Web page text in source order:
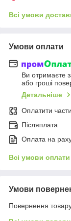
Всі умови
Умови оплати
Ви отримаєте
або гроші
Детальніше
Оплатити
Післяплата
Оплата на
Всі умови оплати
Умови
Повернення